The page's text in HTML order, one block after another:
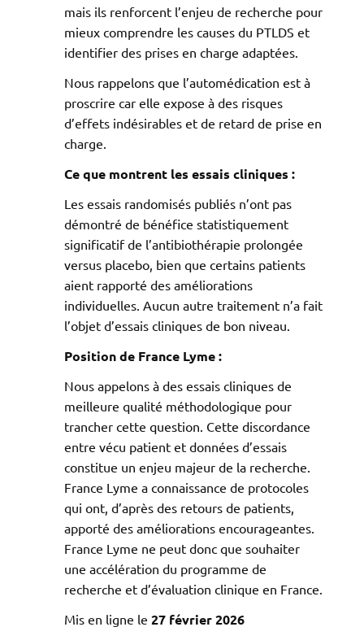
mais ils renforcent l’enjeu de recherche pour
mieux comprendre les causes du PTLDS et
identifier des prises en charge adaptées.
Nous rappelons que l’automédication est à
proscrire car elle expose à des risques
d’effets indésirables et de retard de prise en
charge.
Ce que montrent les essais cliniques :
Les essais randomisés publiés n’ont pas
démontré de bénéfice statistiquement
significatif de l’antibiothérapie prolongée
versus placebo, bien que certains patients
aient rapporté des améliorations
individuelles. Aucun autre traitement n’a fait
l’objet d’essais cliniques de bon niveau.
Position de France Lyme :
Nous appelons à des essais cliniques de
meilleure qualité méthodologique pour
trancher cette question. Cette discordance
entre vécu patient et données d’essais
constitue un enjeu majeur de la recherche.
France Lyme a connaissance de protocoles
qui ont, d’après des retours de patients,
apporté des améliorations encourageantes.
France Lyme ne peut donc que souhaiter
une accélération du programme de
recherche et d’évaluation clinique en France.
Mis en ligne le 27 février 2026